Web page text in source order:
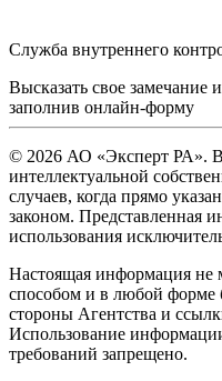
Служба внутреннего
Высказать свое
заполнив онлайн-форму
© 2026 АО «Эксперт РА».
интеллектуальной
случаев, когда прямо
законом. Представленная
использования
Настоящая информация не
способом и в любой форме
стороны Агентства и
Использование
требований запрещено.